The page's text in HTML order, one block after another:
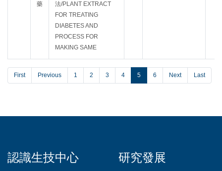
藥
法/PLANT EXTRACT
FOR TREATING
DIABETES AND
PROCESS FOR
MAKING SAME
First Previous 1 2 3 4 5 6 Next Last
認識生技中心 研究發展